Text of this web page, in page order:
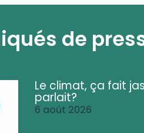
de
Le climat, ça fait
parlait?
6 août 2026